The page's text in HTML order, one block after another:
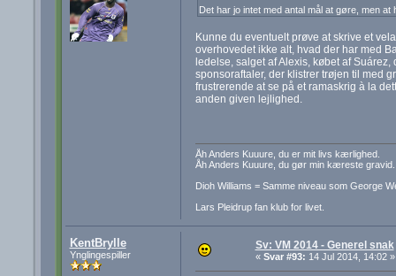
Det har jo intet med antal mål at gøre, men
Kunne du eventuelt prøve at skrive et
overhovedet ikke alt, hvad der har med
ledelse, salget af Alexis, købet af
sponsoraftaler, der klistrer trøjen til med
frustrerende at se på et ramaskrig à la
anden given lejlighed.
Åh Anders Kuuure, du er mit livs kærlighed.
Åh Anders Kuuure, du gør min kæreste gravid.
Dioh Williams = Samme niveau som George
Lars Pleidrup fan klub for livet.
KentBrylle
Ynglingespiller
Sv: VM 2014 - Generel snak
« Svar #93: 14 Jul 2014, 14:02 »